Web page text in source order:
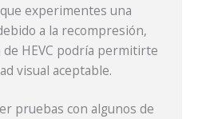
experimentes una
a la recompresión,
de HEVC podría permitirte
visual aceptable.
pruebas con algunos de